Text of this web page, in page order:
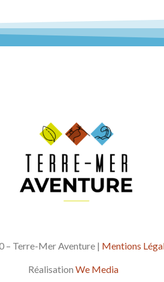
– Terre-Mer Aventure | Mentions
Réalisation We Media